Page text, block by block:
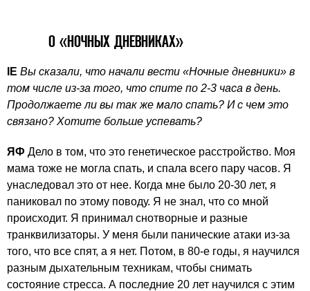
О «НОЧНЫХ ДНЕВНИКАХ»
IE Вы сказали, что начали вести «Ночные дневники» в
том числе из-за того, что спите по 2-3 часа в день.
Продолжаете ли вы так же мало спать? И с чем это
связано? Хотите больше успевать?
ЯФ Дело в том, что это генетическое расстройство. Моя
мама тоже не могла спать, и спала всего пару часов. Я
унаследовал это от нее. Когда мне было 20-30 лет, я
паниковал по этому поводу. Я не знал, что со мной
происходит. Я принимал снотворные и разные
транквилизаторы. У меня были панические атаки из-за
того, что все спят, а я нет. Потом, в 80-е годы, я научился
разным дыхательным техникам, чтобы снимать
состояние стресса. А последние 20 лет научился с этим